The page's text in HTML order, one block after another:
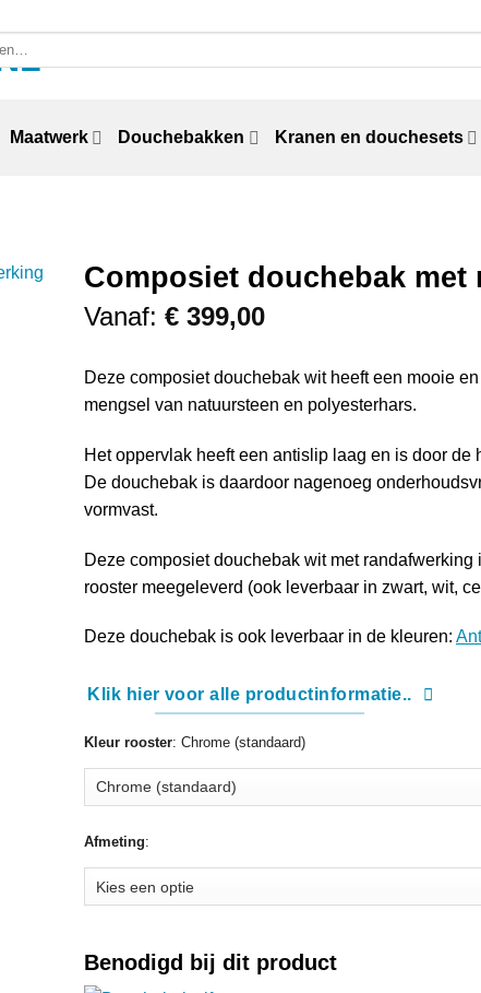
Maatwerk Douchebakken Kranen en douchesets
Composiet douchebak met
Vanaf: € 399,00
Deze composiet douchebak wit heeft een mooie
mengsel van natuursteen en polyesterhars.
Het oppervlak heeft een antislip laag en is door
De douchebak is daardoor nagenoeg
vormvast.
Deze composiet douchebak wit met
rooster meegeleverd (ook leverbaar in zwart, wit,
Deze douchebak is ook leverbaar in de kleuren:
Klik hier voor alle productinformatie..
Kleur rooster: Chrome (standaard)
Afmeting:
Benodigd bij dit product